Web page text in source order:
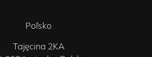
Poľsko
Tajęcina 2KA